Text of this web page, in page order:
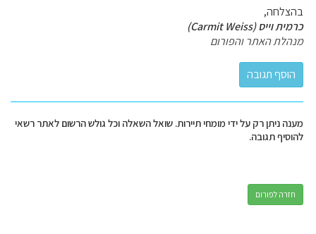
בהצלחה,
כרמית וייס (Carmit Weiss)
מנהלת האתר והפורום
מענה ניתן רק על ידי מומחי תיירות. שואל השאלה וכל גולש הרשום לאתר רשאי
להוסיף תגובה.
חזרה לפורום